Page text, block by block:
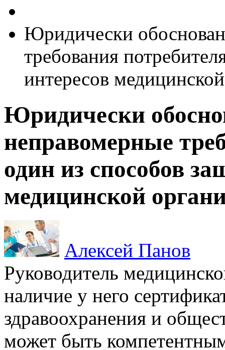
Юридически
требования
интересов
Юридически
неправомерные
один из способов
медицинской
Алексей Панов
Руководитель
наличие у него
здравоохранения и
может быть